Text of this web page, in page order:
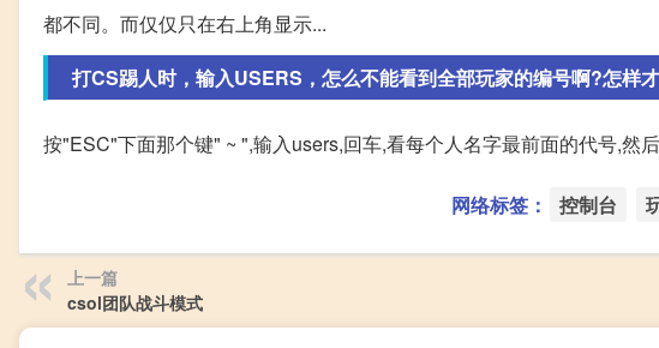
都不同。而仅仅只在右上角显示...
打CS踢人时，输入USERS，怎么不能看到全部玩家的编号啊?怎样
按"ESC"下面那个键" ~ ",输入users,回车,看每个人名字最前面的代号,然
网络标签： 控制台
上一篇
csol团队战斗模式